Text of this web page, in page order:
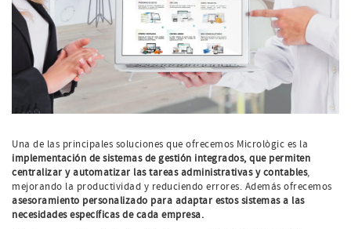
Una de las principales soluciones que ofrecemos Micrològic es la
implementación de sistemas de gestión integrados, que permiten
centralizar y automatizar las tareas administrativas y contables,
mejorando la productividad y reduciendo errores. Además ofrecemos
asesoramiento personalizado para adaptar estos sistemas a las
necesidades específicas de cada empresa.